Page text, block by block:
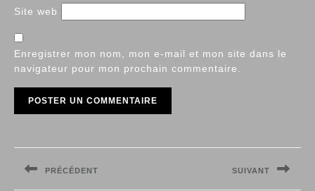
Site web
Enregistrer mon nom, mon e-mail et mon site dans le
navigateur pour mon prochain commentaire.
l’articlePRÉCÉDENT SUIVANT